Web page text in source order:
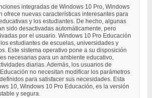
integradas de Windows 10 Pro, Windows
ofrece nuevas características interesantes para
y los estudiantes. De hecho, algunas
sido desactivadas automáticamente, pero
por el usuario. Windows 10 Pro Educación
estudiantes de escuelas, universidades y
Este sistema operativo pone a su disposición
necesarias para un ambiente educativo,
diarias. Además, los usuarios de
no necesitan modificar los parámetros
para satisfacer sus necesidades. Esta
10, Windows 10 Pro Educación, es la versión
y segura.